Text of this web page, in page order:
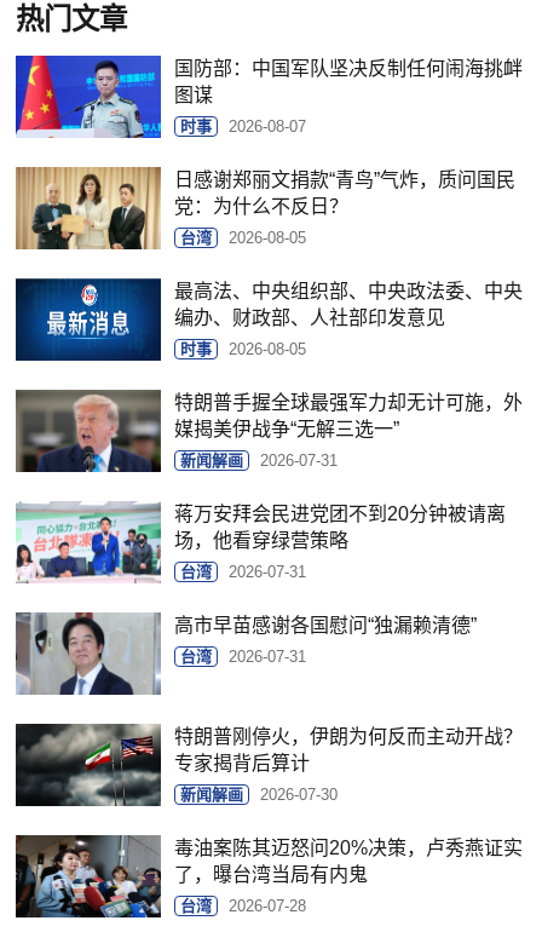
热门文章
国防部：中国军队坚决反制任何闹海挑衅
图谋
时事 2026-08-07
日感谢郑丽文捐款“青鸟”气炸，质问国民
党：为什么不反日？
台湾 2026-08-05
最高法、中央组织部、中央政法委、中央
编办、财政部、人社部印发意见
时事 2026-08-05
特朗普手握全球最强军力却无计可施，外
媒揭美伊战争“无解三选一”
新闻解画 2026-07-31
蒋万安拜会民进党团不到20分钟被请离
场，他看穿绿营策略
台湾 2026-07-31
高市早苗感谢各国慰问“独漏赖清德”
台湾 2026-07-31
特朗普刚停火，伊朗为何反而主动开战？
专家揭背后算计
新闻解画 2026-07-30
毒油案陈其迈怒问20%决策，卢秀燕证实
了，曝台湾当局有内鬼
台湾 2026-07-28